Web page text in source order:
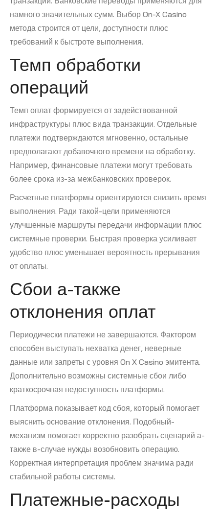
намного значительных сумм. Выбор On-X Casino
метода строится от цели, доступности плюс
требований к быстроте выполнения.
Темп обработки
операций
Темп оплат формируется от задействованной
инфраструктуры плюс вида транзакции. Отдельные
платежи подтверждаются мгновенно, остальные
предполагают добавочного времени на обработку.
Например, финансовые платежи могут требовать
более срока из-за межбанковских проверок.
Расчетные платформы ориентируются снизить время
выполнения. Ради такой-цели применяются
улучшенные маршруты передачи информации плюс
системные проверки. Быстрая проверка усиливает
удобство плюс уменьшает вероятность прерывания
от оплаты.
Сбои а-также
отклонения оплат
Периодически платежи не завершаются. Фактором
способен выступать нехватка денег, неверные
данные или запреты с уровня On X Casino эмитента.
Дополнительно возможны системные сбои либо
краткосрочная недоступность платформы.
Платформа показывает код сбоя, который помогает
выяснить основание отклонения. Подобный-
механизм помогает корректно разобрать сценарий а-
также в-случае нужды возобновить операцию.
Корректная интерпретация проблем значима ради
стабильной работы системы.
Платежные-расходы